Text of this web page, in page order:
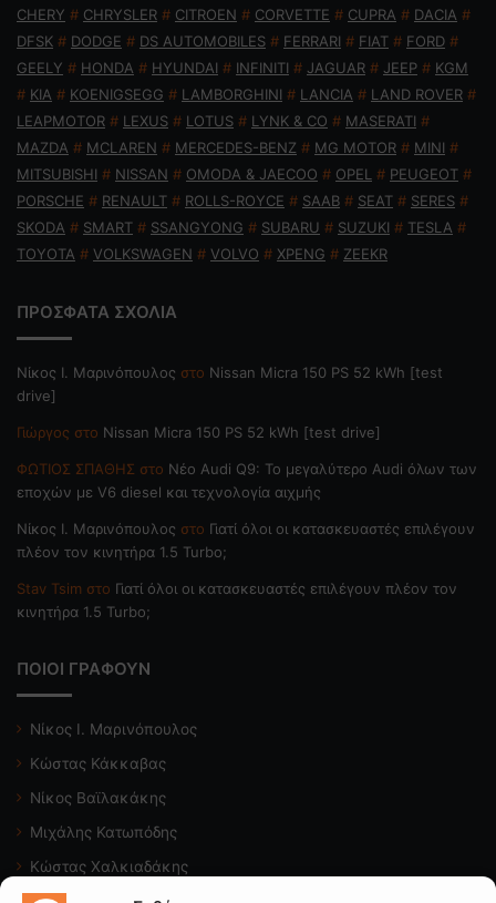
CHERY # CHRYSLER # CITROEN # CORVETTE # CUPRA # DACIA #
DFSK # DODGE # DS AUTOMOBILES # FERRARI # FIAT # FORD #
GEELY # HONDA # HYUNDAI # INFINITI # JAGUAR # JEEP # KGM
# KIA # KOENIGSEGG # LAMBORGHINI # LANCIA # LAND ROVER #
LEAPMOTOR # LEXUS # LOTUS # LYNK & CO # MASERATI #
MAZDA # MCLAREN # MERCEDES-BENZ # MG MOTOR # MINI #
MITSUBISHI # NISSAN # OMODA & JAECOO # OPEL # PEUGEOT #
PORSCHE # RENAULT # ROLLS-ROYCE # SAAB # SEAT # SERES #
SKODA # SMART # SSANGYONG # SUBARU # SUZUKI # TESLA #
TOYOTA # VOLKSWAGEN # VOLVO # XPENG # ZEEKR
ΠΡΟΣΦΑΤΑ ΣΧΟΛΙΑ
Nίκος Ι. Mαρινόπουλος στο Nissan Micra 150 PS 52 kWh [test
drive]
Γιώργος στο Nissan Micra 150 PS 52 kWh [test drive]
ΦΩΤΙΟΣ ΣΠΑΘΗΣ στο Νέο Audi Q9: Το μεγαλύτερο Audi όλων των
εποχών με V6 diesel και τεχνολογία αιχμής
Nίκος Ι. Mαρινόπουλος στο Γιατί όλοι οι κατασκευαστές επιλέγουν
πλέον τον κινητήρα 1.5 Turbo;
Stav Tsim στο Γιατί όλοι οι κατασκευαστές επιλέγουν πλέον τον
κινητήρα 1.5 Turbo;
ΠΟΙΟΙ ΓΡΑΦΟΥΝ
Νίκος Ι. Μαρινόπουλος
Κώστας Κάκκαβας
Νίκος Βαϊλακάκης
Μιχάλης Κατωπόδης
Κώστας Χαλκιαδάκης